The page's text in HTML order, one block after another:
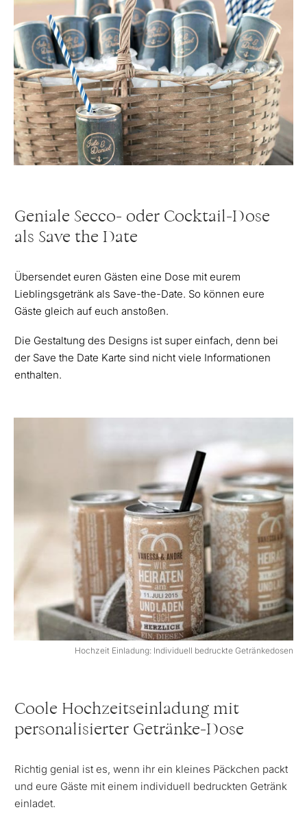
Geniale Secco- oder Cocktail-Dose
als Save the Date
Übersendet euren Gästen eine Dose mit eurem
Lieblingsgetränk als Save-the-Date. So können eure
Gäste gleich auf euch anstoßen.
Die Gestaltung des Designs ist super einfach, denn bei
der Save the Date Karte sind nicht viele Informationen
enthalten.
Hochzeit Einladung: Individuell bedruckte Getränkedosen
Coole Hochzeitseinladung mit
personalisierter Getränke-Dose
Richtig genial ist es, wenn ihr ein kleines Päckchen packt
und eure Gäste mit einem individuell bedruckten Getränk
einladet.